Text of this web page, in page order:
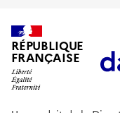
RÉPUBLIQUE
FRANÇAISE